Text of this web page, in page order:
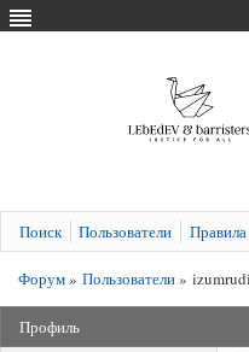
Поиск Пользователи Правила
Форум» Пользователи»
Профиль